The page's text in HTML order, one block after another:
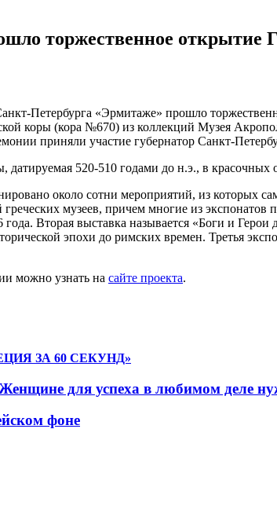
торжественное открытие
Петербурга «Эрмитаже» прошло
коры (кора №670) из коллекций Музея
приняли участие губернатор Санкт-
датируемая 520-510 годами до н.э., в
около сотни мероприятий, из
греческих музеев, причем многие из
года. Вторая выставка называется «Боги и
эпохи до римских времен. Третья
можно узнать на сайте проекта.
ЗА 60 СЕКУНД»
для успеха в любимом деле
фоне